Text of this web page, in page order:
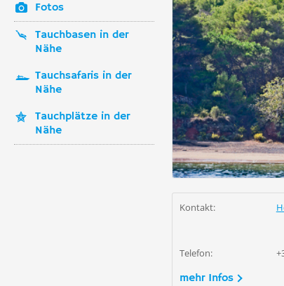
Fotos
Tauchbasen in der
Nähe
Tauchsafaris in der
Nähe
Tauchplätze in der
Nähe
Kontakt:
Telefon:
mehr Infos